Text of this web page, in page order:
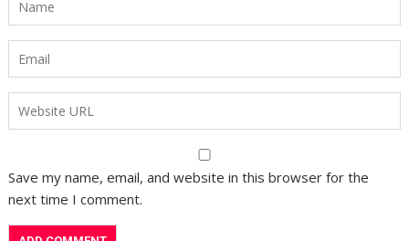
Save my name, email, and website in this browser for the
next time I comment.